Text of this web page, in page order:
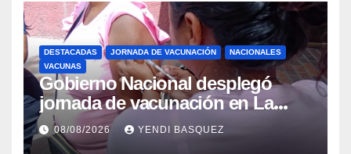
DESTACADAS JORNADA DE VACUNACIÓN
NACIONALES
VACUNAS
Gobierno Nacional desplegó
jornada de vacunación en La
Guaira para garantizar protección
epidemiológica
08/08/2026 YENDI BASQUEZ